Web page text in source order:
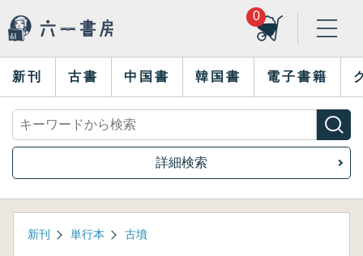
0
新刊 古書 中国書 韓国書 電子書籍
詳細検索
新刊 単行本 古墳